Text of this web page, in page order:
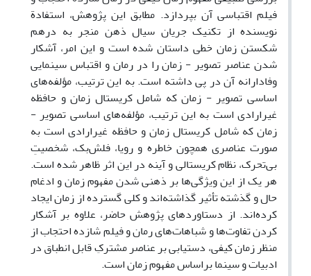
فیلم اقتباسی آن بپردازد. مطابق این پژوهش، استفادة
نویسنده از تکنیک جریان سیال ذهن منجر به درهم
شکستن زمان خطی داستان شده است و این امر، آشکار
شدن عناصر تصویر - زمان را در رمان و اقتباس سینمایی
وفادارانه آن در پی داشته است. به این ترتیب، مؤلفه‌های
اساسی تصویر - زمان که شامل کریستال زمان و حافظه
غیرارادی است به این ترتیب، مؤلفه‌های اساسی تصویر -
زمان که شامل کریستال زمان و حافظه غیرارادی است به
صورت عناصری همچون خاطره و رویا، فلش‌بک، شخصیتِ
بی‌تحرک، نظام کریستالی و آینه در این اثر ظاهر شده است.
هر یک از این ویژگی‌ها بر ذهنی شدن مفهوم زمان و ادغام
حال و گذشته تأثیر گذاشته‌اند و کلی گسترده از زمان ایجاد
کرده‌اند. از دستاوردهای پژوهش حاضر، علاوه بر آشکار
کردن تفاوت‌ها و شباهات‌های رمان و فیلم شازده احتجاب از
منظر زمان کیفی، دستیابی بر عناصر مشترکِ قابل انطباق در
ادبیات و سینما براساس مفهوم زمان است.